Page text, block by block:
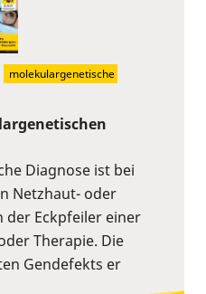
Diagnose ist bei
Netzhaut- oder
der Eckpfeiler einer
Therapie. Die
Gendefekts er
molekulargenetische